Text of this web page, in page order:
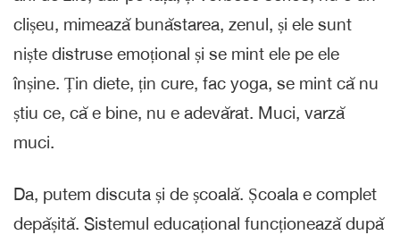
clișeu, mimează bunăstarea, zenul, și ele sunt
niște distruse emoțional și se mint ele pe ele
înșine. Țin diete, țin cure, fac yoga, se mint că nu
știu ce, că e bine, nu e adevărat. Muci, varză
muci.
Da, putem discuta și de școală. Școala e complet
depășită. Sistemul educațional funcționează după